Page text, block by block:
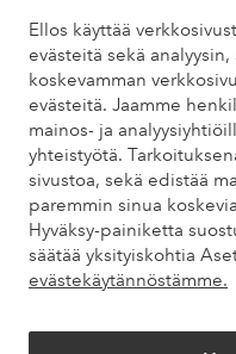
Ellos käyttää
evästeitä sekä
koskevamman
evästeitä. Jaamme
mainos- ja
yhteistyötä.
sivustoa, sekä edistää
paremmin sinua
Hyväksy-painiketta
säätää yksityiskohtia
evästekäytännöstämme.
Tarvitsetko apua?
Löydät vastaukset
kysytyistä kysymyksistä.
meihin yhteyttä.
Asiakaspalvelu
Omat sivut
Tietoa Elloksesta